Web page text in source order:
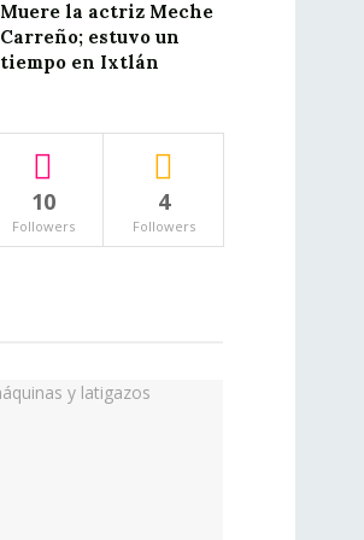
Muere la actriz Meche
Carreño; estuvo un
tiempo en Ixtlán
10
Followers
4
Followers